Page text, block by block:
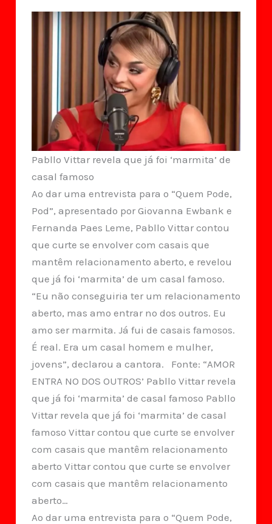
Pabllo Vittar revela que já foi ‘marmita’ de
casal famoso
Ao dar uma entrevista para o “Quem Pode,
Pod”, apresentado por Giovanna Ewbank e
Fernanda Paes Leme, Pabllo Vittar contou
que curte se envolver com casais que
mantêm relacionamento aberto, e revelou
que já foi ‘marmita’ de um casal famoso.
“Eu não conseguiria ter um relacionamento
aberto, mas amo entrar no dos outros. Eu
amo ser marmita. Já fui de casais famosos.
É real. Era um casal homem e mulher,
jovens”, declarou a cantora. Fonte: “AMOR
ENTRA NO DOS OUTROS’ Pabllo Vittar revela
que já foi ‘marmita’ de casal famoso Pabllo
Vittar revela que já foi ‘marmita’ de casal
famoso Vittar contou que curte se envolver
com casais que mantêm relacionamento
aberto Vittar contou que curte se envolver
com casais que mantêm relacionamento
aberto…
Ao dar uma entrevista para o “Quem Pode,